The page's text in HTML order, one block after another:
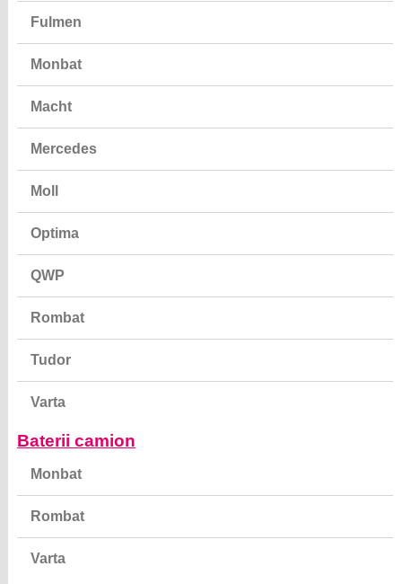
Fulmen
Monbat
Macht
Mercedes
Moll
Optima
QWP
Rombat
Tudor
Varta
Baterii camion
Monbat
Rombat
Varta